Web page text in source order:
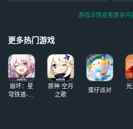
成长真的让人觉得
着他们一起共情，
希望
于开国服了。还在
索 最后，宝宝你
游戏详情查看更多内
更多热门游戏
崩坏：星
穹铁道-4.4
原神·空月
之歌
蛋仔派对